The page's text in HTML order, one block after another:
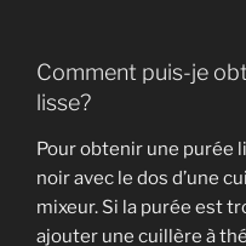
Comment puis-je
lisse?
Pour obtenir une purée
noir avec le dos d’une
mixeur. Si la purée est
ajouter une cuillère à thé